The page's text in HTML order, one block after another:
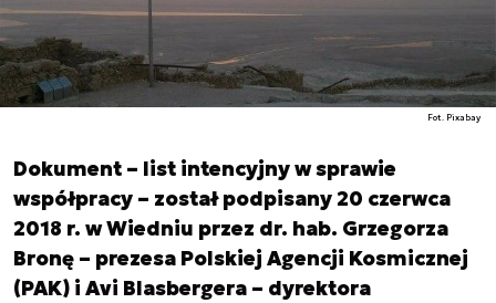
Fot. Pixabay
Dokument – list intencyjny w sprawie
współpracy – został podpisany 20 czerwca
2018 r. w Wiedniu przez dr. hab. Grzegorza
Bronę – prezesa Polskiej Agencji Kosmicznej
(PAK) i Avi Blasbergera – dyrektora